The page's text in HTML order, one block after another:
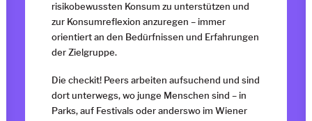
risikobewussten Konsum zu unterstützen und
zur Konsumreflexion anzuregen – immer
orientiert an den Bedürfnissen und Erfahrungen
der Zielgruppe.
Die checkit! Peers arbeiten aufsuchend und sind
dort unterwegs, wo junge Menschen sind – in
Parks, auf Festivals oder anderswo im Wiener